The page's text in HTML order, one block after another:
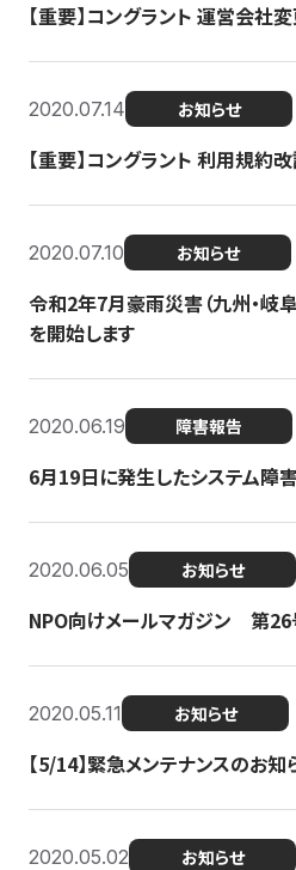
【重要】コングラント 運営会社
2020.07.14 お知らせ
【重要】コングラント 利用規約
2020.07.10 お知らせ
令和2年7月豪雨災害（九州・岐
を開始します
2020.06.19 障害報告
6月19日に発生したシステム障
2020.06.05 お知らせ
NPO向けメールマガジン 第
2020.05.11 お知らせ
【5/14】緊急メンテナンスのお知
2020.05.02 お知らせ